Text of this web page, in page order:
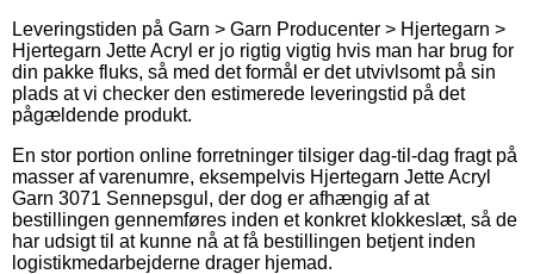
Leveringstiden på Garn > Garn Producenter > Hjertegarn >
Hjertegarn Jette Acryl er jo rigtig vigtig hvis man har brug for
din pakke fluks, så med det formål er det utvivlsomt på sin
plads at vi checker den estimerede leveringstid på det
pågældende produkt.
En stor portion online forretninger tilsiger dag-til-dag fragt på
masser af varenumre, eksempelvis Hjertegarn Jette Acryl
Garn 3071 Sennepsgul, der dog er afhængig af at
bestillingen gennemføres inden et konkret klokkeslæt, så de
har udsigt til at kunne nå at få bestillingen betjent inden
logistikmedarbejderne drager hjemad.